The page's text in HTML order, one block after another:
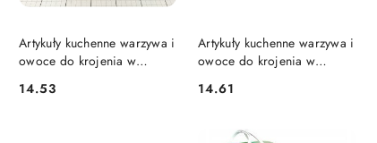
Artykuły kuchenne warzywa i
owoce do krojenia w
1364757)
Cena:
14.53
DO KOSZYKA
Artykuły kuchenne warzywa i
owoce do krojenia w
1364756)
Cena:
14.61
DO KOSZYKA